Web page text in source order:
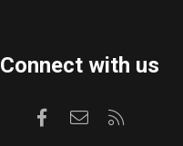
Connect with us
FacebookKontaktirajte nas